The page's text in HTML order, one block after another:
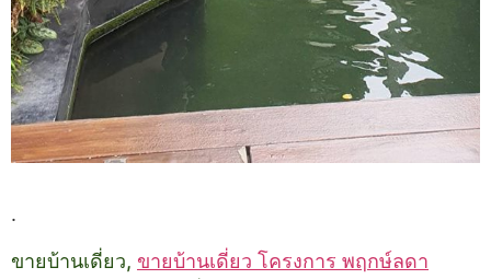
.
ขายบ้านเดี่ยว, ขายบ้านเดี่ยว โครงการ พฤกษ์ลดา